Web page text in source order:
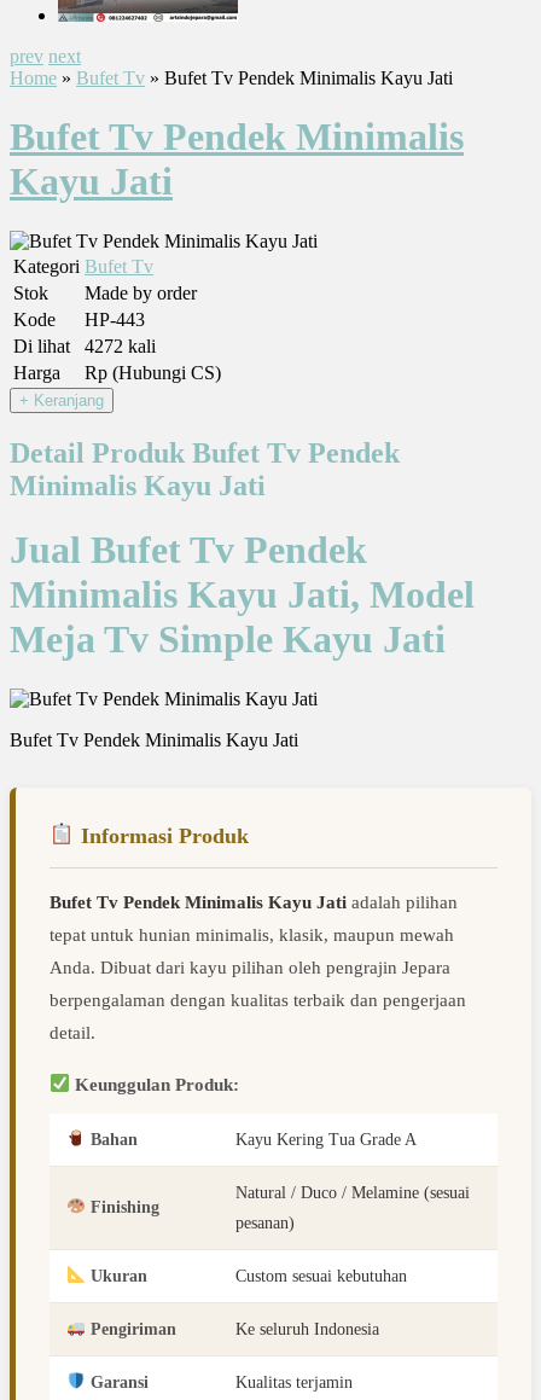
prev next
Home » Bufet Tv » Bufet Tv Pendek Minimalis Kayu Jati
Bufet Tv Pendek Minimalis
Kayu Jati
Kategori Bufet Tv
Stok
Made by order
Kode
HP-443
Di lihat
4272 kali
Harga
Rp (Hubungi CS)
Detail Produk Bufet Tv Pendek
Minimalis Kayu Jati
Jual Bufet Tv Pendek
Minimalis Kayu Jati, Model
Meja Tv Simple Kayu Jati
Bufet Tv Pendek Minimalis Kayu Jati
Informasi Produk
Bufet Tv Pendek Minimalis Kayu Jati adalah pilihan
tepat untuk hunian minimalis, klasik, maupun mewah
Anda. Dibuat dari kayu pilihan oleh pengrajin Jepara
berpengalaman dengan kualitas terbaik dan pengerjaan
detail.
Keunggulan Produk:
Bahan Kayu Kering Tua Grade A
Finishing
Natural / Duco / Melamine (sesuai
pesanan)
Ukuran Custom sesuai kebutuhan
Pengiriman Ke seluruh Indonesia
Garansi Kualitas terjamin